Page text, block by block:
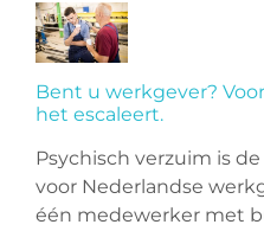
Bent u werkgever?
het escaleert.
Psychisch verzuim is
voor Nederlandse
één medewerker met